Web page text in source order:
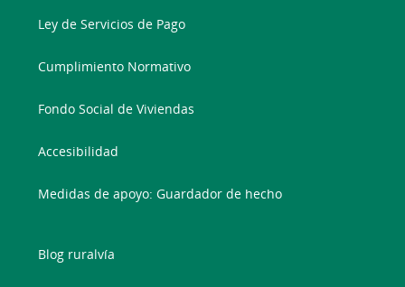
Ley de Servicios de Pago
Cumplimiento Normativo
Fondo Social de Viviendas
Accesibilidad
Medidas de apoyo: Guardador de hecho
Blog ruralvía